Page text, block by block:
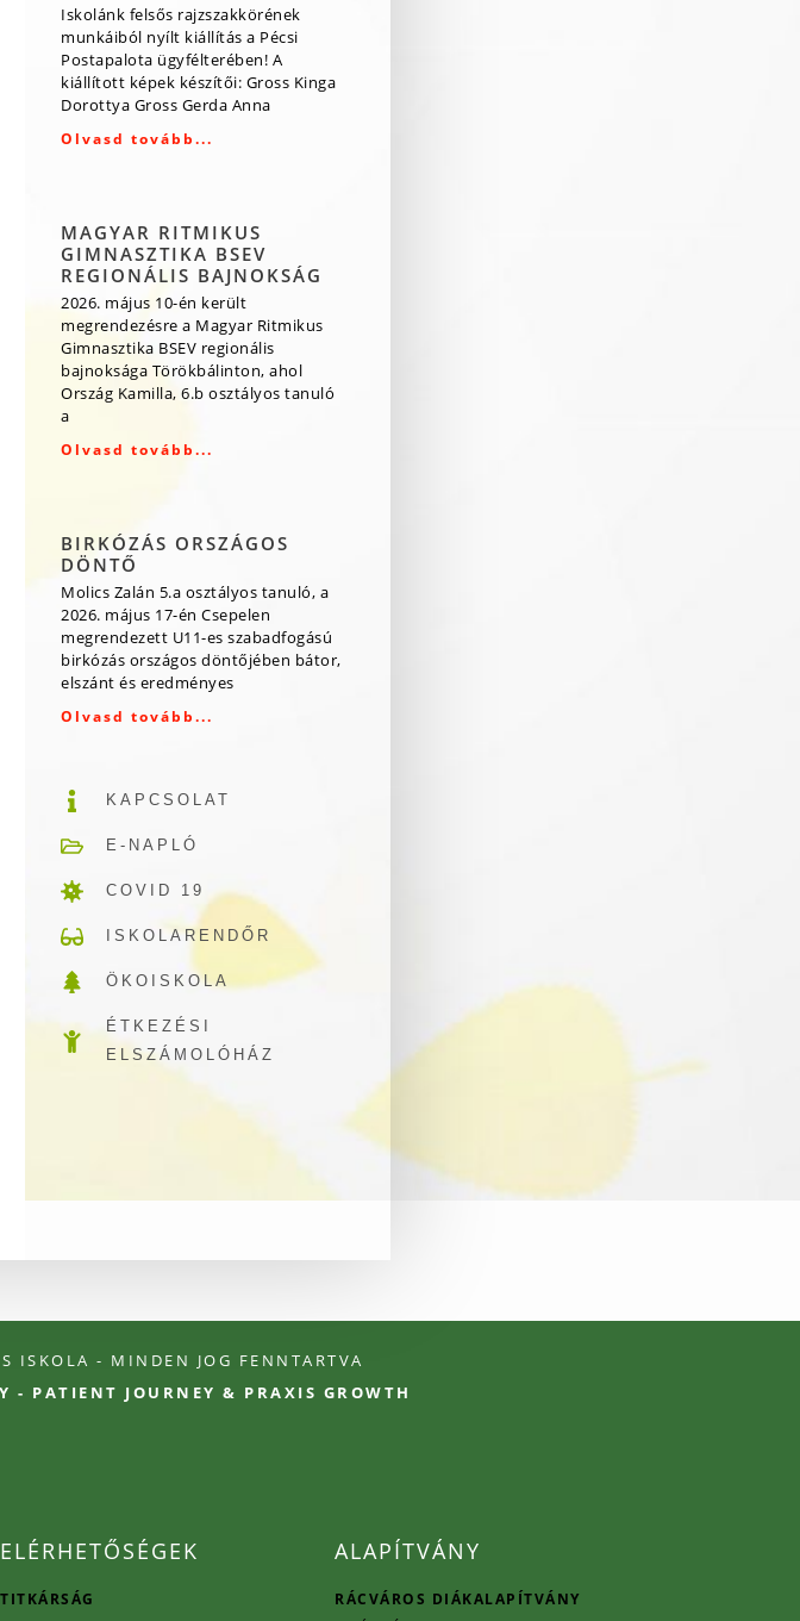
Iskolánk felsős rajzszakkörének
munkáiból nyílt kiállítás a Pécsi
Postapalota ügyfélterében! A
kiállított képek készítői: Gross Kinga
Dorottya Gross Gerda Anna
Olvasd tovább...
MAGYAR RITMIKUS
GIMNASZTIKA BSEV
REGIONÁLIS BAJNOKSÁG
2026. május 10-én került
megrendezésre a Magyar Ritmikus
Gimnasztika BSEV regionális
bajnoksága Törökbálinton, ahol
Ország Kamilla, 6.b osztályos tanuló
a
Olvasd tovább...
BIRKÓZÁS ORSZÁGOS
DÖNTŐ
Molics Zalán 5.a osztályos tanuló, a
2026. május 17-én Csepelen
megrendezett U11-es szabadfogású
birkózás országos döntőjében bátor,
elszánt és eredményes
Olvasd tovább...
KAPCSOLAT
E-NAPLÓ
COVID 19
ISKOLARENDŐR
ÖKOISKOLA
ÉTKEZÉSI
ELSZÁMOLÓHÁZ
ISKOLA - MINDEN JOG FENNTARTVA
- PATIENT JOURNEY & PRAXIS GROWTH
ELÉRHETŐSÉGEK
TITKÁRSÁG
ALAPÍTVÁNY
RÁCVÁROS DIÁKALAPÍTVÁNY